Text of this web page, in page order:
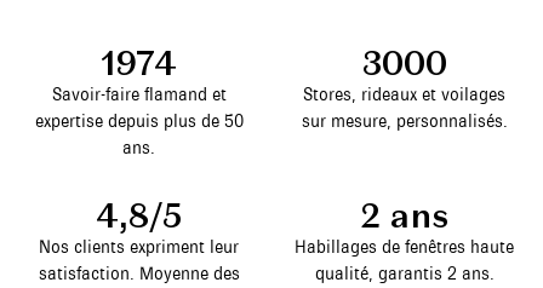
1974
Savoir-faire flamand et
expertise depuis plus de 50
ans.
3000
Stores, rideaux et voilages
sur mesure, personnalisés.
4,8/5
Nos clients expriment leur
satisfaction. Moyenne des
2 ans
Habillages de fenêtres haute
qualité, garantis 2 ans.